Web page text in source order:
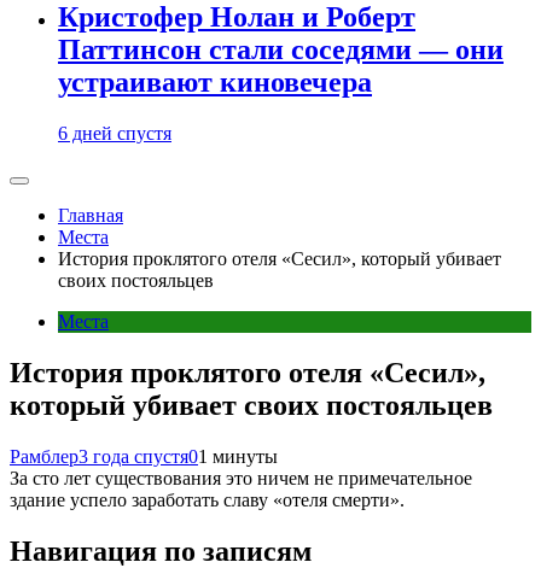
Кристофер Нолан и Роберт
Паттинсон стали соседями — они
устраивают киновечера
6 дней спустя
Главная
Места
История проклятого отеля «Сесил», который убивает
своих постояльцев
Места
История проклятого отеля «Сесил»,
который убивает своих постояльцев
Рамблер3 года спустя01 минуты
За сто лет существования это ничем не примечательное
здание успело заработать славу «отеля смерти».
Навигация по записям